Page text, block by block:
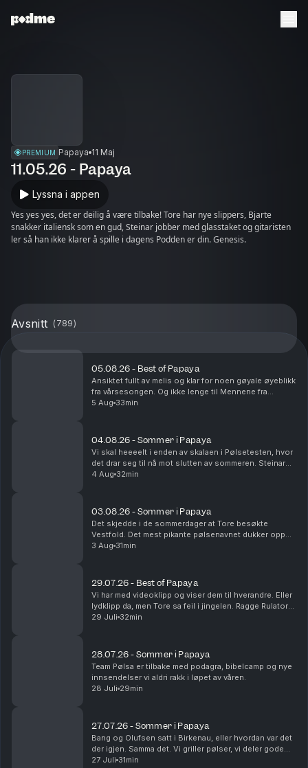
PREMIUM Papaya 11 Maj
11.05.26 - Papaya
Lyssna i appen
Yes yes yes, det er deilig å være tilbake! Tore har nye slippers, Bjarte
snakker italiensk som en gud, Steinar jobber med glasstaket og gitaristen
ler så han ikke klarer å spille i dagens Podden er din. Genesis.
Avsnitt ( 789)
05.08.26 - Best of Papaya
Ansiktet fullt av melis og klar for noen gøyale øyeblikk
fra vårsesongen. Og ikke lenge til Mennene fra
Viennene er tilbake i sesong nå!
5 Aug 33min
04.08.26 - Sommer i Papaya
Vi skal heeeelt i enden av skalaen i Pølsetesten, hvor
det drar seg til nå mot slutten av sommeren. Steinar
kjører Route 66 og blir nesten drept. Det er
4 Aug 32min
03.08.26 - Sommer i Papaya
Det skjedde i de sommerdager at Tore besøkte
Vestfold. Det mest pikante pølsenavnet dukker opp
og vi rydder i fryseren. Yes.
3 Aug 31min
29.07.26 - Best of Papaya
Vi har med videoklipp og viser dem til hverandre. Eller
lydklipp da, men Tore sa feil i jingelen. Ragge Rulator
dukker opp, og Steinar utsettes for på-bekostnings-
29 Juli 32min
28.07.26 - Sommer i Papaya
Team Pølsa er tilbake med podagra, bibelcamp og nye
innsendelser vi aldri rakk i løpet av våren.
28 Juli 29min
27.07.26 - Sommer i Papaya
Bang og Olufsen satt i Birkenau, eller hvordan var det
der igjen. Samma det. Vi griller pølser, vi deler gode
sommerminner og vi tømmer postkassa vår. Det er fint.
27 Juli 31min